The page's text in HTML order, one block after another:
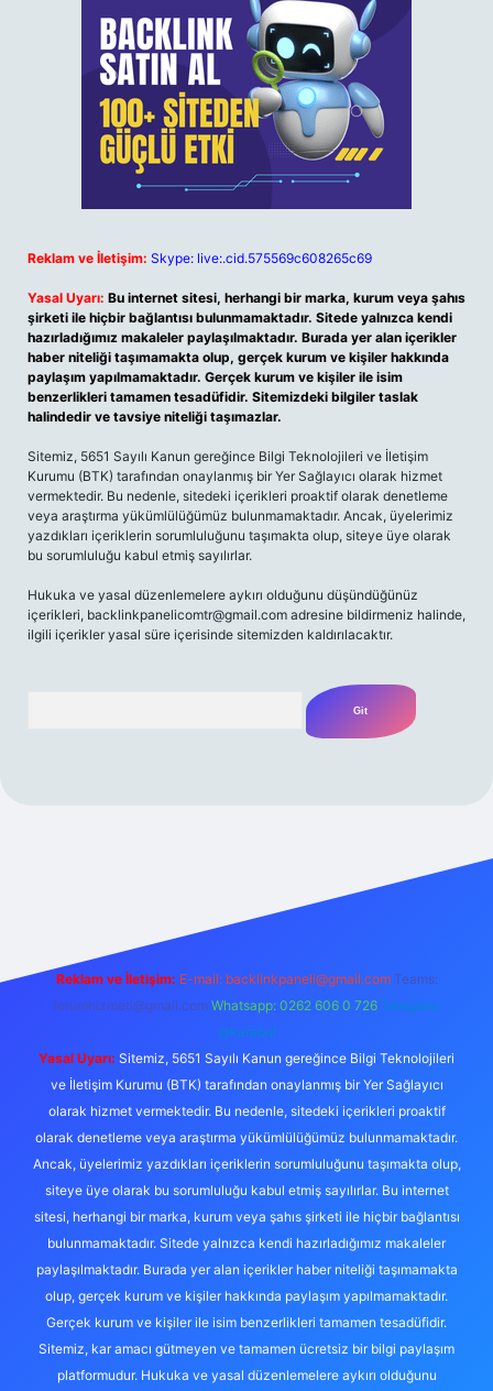
Reklam ve İletişim: Skype: live:.cid.575569c608265c69
Yasal Uyarı: Bu internet sitesi, herhangi bir marka, kurum veya şahıs
şirketi ile hiçbir bağlantısı bulunmamaktadır. Sitede yalnızca kendi
hazırladığımız makaleler paylaşılmaktadır. Burada yer alan içerikler
haber niteliği taşımamakta olup, gerçek kurum ve kişiler hakkında
paylaşım yapılmamaktadır. Gerçek kurum ve kişiler ile isim
benzerlikleri tamamen tesadüfidir. Sitemizdeki bilgiler taslak
halindedir ve tavsiye niteliği taşımazlar.
Sitemiz, 5651 Sayılı Kanun gereğince Bilgi Teknolojileri ve İletişim
Kurumu (BTK) tarafından onaylanmış bir Yer Sağlayıcı olarak hizmet
vermektedir. Bu nedenle, sitedeki içerikleri proaktif olarak denetleme
veya araştırma yükümlülüğümüz bulunmamaktadır. Ancak, üyelerimiz
yazdıkları içeriklerin sorumluluğunu taşımakta olup, siteye üye olarak
bu sorumluluğu kabul etmiş sayılırlar.
Hukuka ve yasal düzenlemelere aykırı olduğunu düşündüğünüz
içerikleri, backlinkpanelicomtr@gmail.com adresine bildirmeniz halinde,
ilgili içerikler yasal süre içerisinde sitemizden kaldırılacaktır.
Reklam ve İletişim: E-mail: backlinkpaneli@gmail.com Teams:
forumhizmeti@gmail.com Whatsapp: 0262 606 0 726 Telegram:
@karabul
Yasal Uyarı: Sitemiz, 5651 Sayılı Kanun gereğince Bilgi Teknolojileri
ve İletişim Kurumu (BTK) tarafından onaylanmış bir Yer Sağlayıcı
olarak hizmet vermektedir. Bu nedenle, sitedeki içerikleri proaktif
olarak denetleme veya araştırma yükümlülüğümüz bulunmamaktadır.
Ancak, üyelerimiz yazdıkları içeriklerin sorumluluğunu taşımakta olup,
siteye üye olarak bu sorumluluğu kabul etmiş sayılırlar. Bu internet
sitesi, herhangi bir marka, kurum veya şahıs şirketi ile hiçbir bağlantısı
bulunmamaktadır. Sitede yalnızca kendi hazırladığımız makaleler
paylaşılmaktadır. Burada yer alan içerikler haber niteliği taşımamakta
olup, gerçek kurum ve kişiler hakkında paylaşım yapılmamaktadır.
Gerçek kurum ve kişiler ile isim benzerlikleri tamamen tesadüfidir.
Sitemiz, kar amacı gütmeyen ve tamamen ücretsiz bir bilgi paylaşım
platformudur. Hukuka ve yasal düzenlemelere aykırı olduğunu